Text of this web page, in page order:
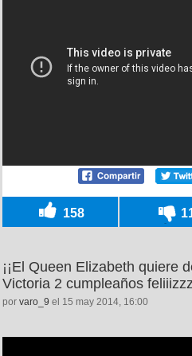
158
¡¡El Queen Elizabeth quiere
Victoria 2 cumpleaños
por varo_9 el 15 may 2014, 16:00